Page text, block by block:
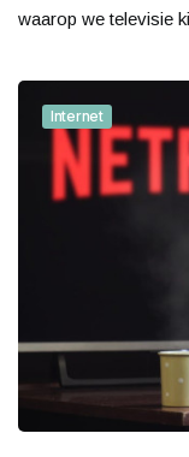
waarop we televisie
Internet